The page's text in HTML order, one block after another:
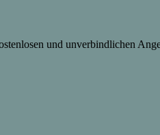
und unverbindlichen